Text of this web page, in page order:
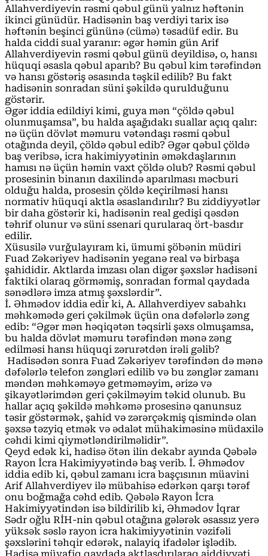
Allahverdiyevin rəsmi qəbul günü yalnız həftənin
ikinci günüdür. Hadisənin baş verdiyi tarix isə
həftənin beşinci gününə (cümə) təsadüf edir. Bu
halda ciddi sual yaranır: əgər həmin gün Arif
Allahverdiyevin rəsmi qəbul günü deyildisə, o, hansı
hüquqi əsasla qəbul aparıb? Bu qəbul kim tərəfindən
və hansı göstəriş əsasında təşkil edilib? Bu fakt
hadisənin sonradan süni şəkildə qurulduğunu
göstərir.
Əgər iddia edildiyi kimi, guya mən “çöldə qəbul
olunmuşamsa”, bu halda aşağıdakı suallar açıq qalır:
nə üçün dövlət məmuru vətəndaşı rəsmi qəbul
otağında deyil, çöldə qəbul edib? Əgər qəbul çöldə
baş veribsə, icra hakimiyyətinin əməkdaşlarının
hamısı nə üçün həmin vaxt çöldə olub? Rəsmi qəbul
prosesinin binanın daxilində aparılması məcburi
olduğu halda, prosesin çöldə keçirilməsi hansı
normativ hüquqi aktla əsaslandırılır? Bu ziddiyyətlər
bir daha göstərir ki, hadisənin real gedişi qəsdən
təhrif olunur və süni ssenari qurularaq ört-basdır
edilir.
Xüsusilə vurğulayıram ki, ümumi şöbənin müdiri
Fuad Zəkəriyev hadisənin yeganə real və birbaşa
şahididir. Aktlarda imzası olan digər şəxslər hadisəni
faktiki olaraq görməmiş, sonradan formal qaydada
sənədlərə imza atmış şəxslərdir”.
İ. Əhmədov iddia edir ki, A. Allahverdiyev sabahkı
məhkəmədə geri çəkilmək üçün ona dəfələrlə zəng
edib: “Əgər mən həqiqətən təqsirli şəxs olmuşamsa,
bu halda dövlət məmuru tərəfindən mənə zəng
edilməsi hansı hüquqi zərurətdən irəli gəlib?
Hadisədən sonra Fuad Zəkəriyev tərəfindən də mənə
dəfələrlə telefon zəngləri edilib və bu zənglər zamanı
məndən məhkəməyə getməməyim, ərizə və
şikayətlərimdən geri çəkilməyim təkid olunub. Bu
hallar açıq şəkildə məhkəmə prosesinə qanunsuz
təsir göstərmək, şahid və zərərçəkmiş qismində olan
şəxsə təzyiq etmək və ədalət mühakiməsinə müdaxilə
cəhdi kimi qiymətləndirilməlidir”.
Qeyd edək ki, hadisə ötən ilin dekabr ayında Qəbələ
Rayon İcra Hakimiyyətində baş verib. İ. Əhmədov
iddia edib ki, qəbul zamanı icra başçısının müavini
Arif Allahverdiyev ilə mübahisə edərkən qarşı tərəf
onu boğmağa cəhd edib. Qəbələ Rayon İcra
Hakimiyyətindən isə bildirilib ki, Əhmədov İqrar
Sədr oğlu RİH-nin qəbul otağına gələrək əsassız yerə
yüksək səslə rayon icra hakimiyyətinin vəzifəli
şəxslərini təhqir edərək, nalayiq ifadələr işlədib.